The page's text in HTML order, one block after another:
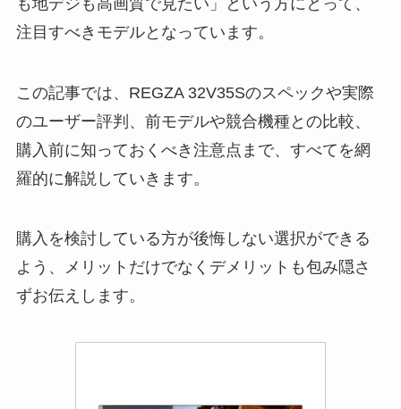
注目すべきモデルとなっています。
この記事では、REGZA 32V35Sのスペックや実際
のユーザー評判、前モデルや競合機種との比較、
購入前に知っておくべき注意点まで、すべてを網
羅的に解説していきます。
購入を検討している方が後悔しない選択ができる
よう、メリットだけでなくデメリットも包み隠さ
ずお伝えします。